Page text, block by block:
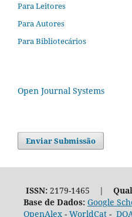
Para Leitores
Para Autores
Para Bibliotecários
Open Journal Systems
Enviar Submissão
ISSN:2179-1465 |
Base de Dados: Google
OpenAlex- WorldCat-